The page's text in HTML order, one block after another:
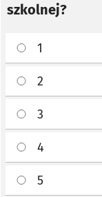
szkolnej?
1
2
3
4
5